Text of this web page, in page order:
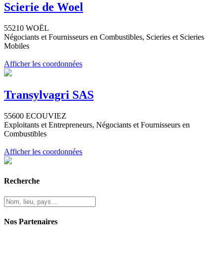
Scierie de Woel
55210 WOËL
Négociants et Fournisseurs en Combustibles, Scieries et Scieries
Mobiles
Afficher les coordonnées
Transylvagri SAS
55600 ECOUVIEZ
Exploitants et Entrepreneurs, Négociants et Fournisseurs en
Combustibles
Afficher les coordonnées
Recherche
Nos Partenaires